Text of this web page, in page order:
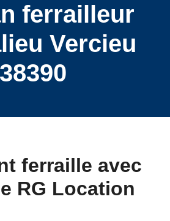
ferrailleur
Vercieu
38390
ferraille avec
RG Location